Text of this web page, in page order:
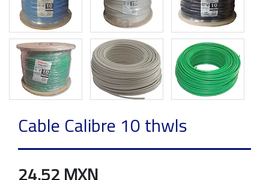
Cable Calibre 10 thwls
24.52 MXN